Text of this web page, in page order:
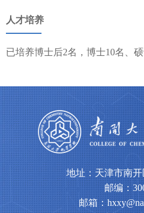
人才培养
已培养博士后2名，博士10名、
地址：天津市南
邮编：
邮箱：